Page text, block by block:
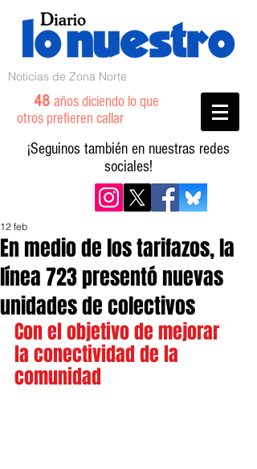
Noticias de Zona Norte
48 años diciendo lo que
otros prefieren callar
¡Seguinos también en nuestras redes
sociales!
En medio de los tarifazos, la
línea 723 presentó nuevas
unidades de colectivos
12 feb
Con el objetivo de mejorar
la conectividad de la
comunidad